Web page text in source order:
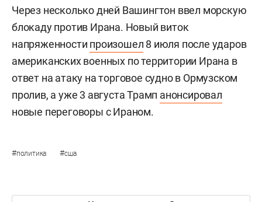
Через несколько дней Вашингтон ввел морскую
блокаду против Ирана. Новый виток
напряженности произошел 8 июля после ударов
американских военных по территории Ирана в
ответ на атаку на торговое судно в Ормузском
пролив, а уже 3 августа Трамп анонсировал
новые переговоры с Ираном.
#политика #сша